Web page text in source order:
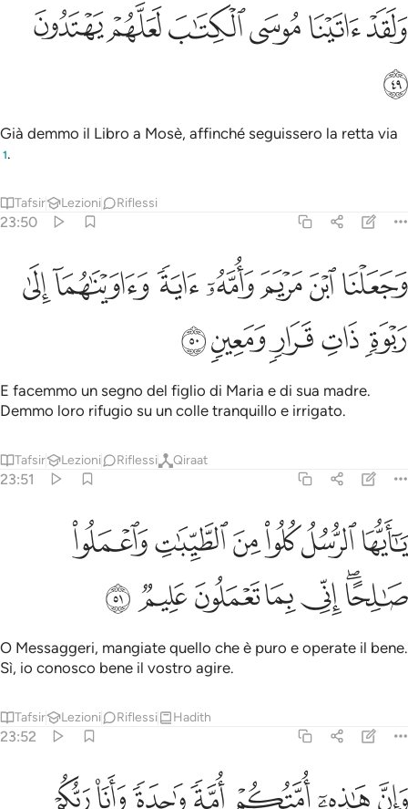
ولقد اتينا موسى الكتاب لعلهم يهتدون ٤٩
وَلَقَدْ ءَاتَيْنَا مُوسَى ٱلْكِتَـٰبَ لَعَلَّهُمْ يَهْتَدُونَ ٤٩
ﱾﱿﲀﲁﲂﲃ
ﲄ
Già demmo il Libro a Mosè, affinché seguissero la retta via
1.
Tafsir Lezioni Riflessi
23:50
وجعلنا ابن مريم وامه اية واويناهما الى ربوة ذات قرار ومعين ٥٠
وَجَعَلْنَا ٱبْنَ مَرْيَمَ وَأُمَّهُۥٓ ءَايَةًۭ وَءَاوَيْنَـٰهُمَآ إِلَىٰ رَبْوَةٍۢ ذَاتِ قَرَارٍۢ
ﲅﲆﲇﲈﲉﲊﲋ
ﲌﲍﲎﲏﲐ
E facemmo un segno del figlio di Maria e di sua madre.
Demmo loro rifugio su un colle tranquillo e irrigato.
Tafsir Lezioni Riflessi Qiraat
23:51
يا ايها الرسل كلوا من الطيبات واعملوا صالحا اني بما تعملون عليم ٥١
يَـٰٓأَيُّهَا ٱلرُّسُلُ كُلُوا۟ مِنَ ٱلطَّيِّبَـٰتِ وَٱعْمَلُوا۟ صَـٰلِحًا ۖ إِنِّى بِمَا تَعْمَلُونَ
ﲑﲒﲓﲔﲕﲖ
ﲗﲘﲙﲚﲛﲜﲝ
O Messaggeri, mangiate quello che è puro e operate il bene.
Sì, io conosco bene il vostro agire.
Tafsir Lezioni Riflessi Hadith
23:52
وان هاذه امتكم امة واحدة وانا ربكم فاتقون ٥٢
وَإِنَّ هَـٰذِهِۦٓ أُمَّتُكُمْ أُمَّةًۭ وَٰحِدَةًۭ وَأَنَا۠ رَبُّكُمْ فَٱتَّقُونِ ٥٢